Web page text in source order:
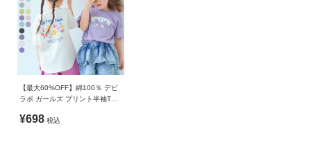
【最大60%OFF】綿100％ デビ
ラボ ガールズ プリント半袖Tシ
¥698 税込